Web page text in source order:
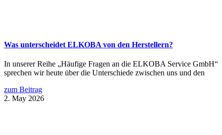
Was unterscheidet ELKOBA von den Herstellern?
In unserer Reihe „Häufige Fragen an die ELKOBA Service GmbH“
sprechen wir heute über die Unterschiede zwischen uns und den
zum Beitrag
2. May 2026